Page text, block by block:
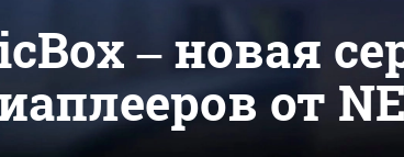
– новая
от